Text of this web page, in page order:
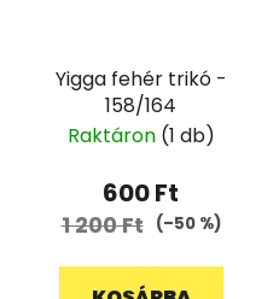
Yigga fehér trikó -
158/164
Raktáron (1 db)
600 Ft
1 200 Ft (–50 %)